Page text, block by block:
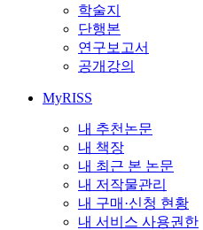
학술지
단행본
연구보고서
공개강의
MyRISS
내 추천논문
내 책장
내 최근 본 논문
내 저작물관리
내 구매·신청 현황
내 서비스 사용권한